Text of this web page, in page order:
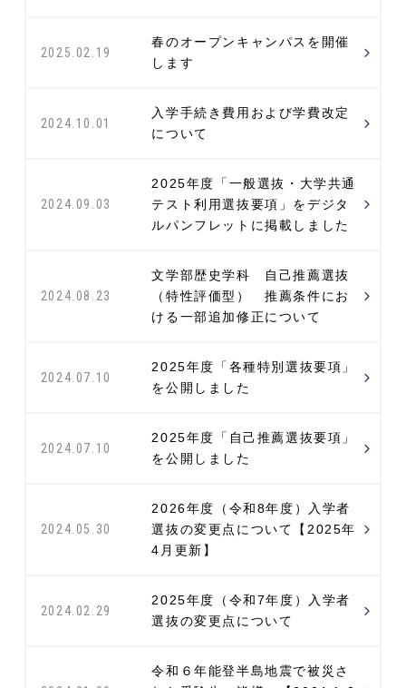
2025.02.19
春のオープンキャンパスを開催
します
2024.10.01
入学手続き費用および学費改定
について
2024.09.03
2025年度「一般選抜・大学共通
テスト利用選抜要項」をデジタ
ルパンフレットに掲載しました
2024.08.23
文学部歴史学科 自己推薦選抜
（特性評価型） 推薦条件にお
ける一部追加修正について
2024.07.10
2025年度「各種特別選抜要項」
を公開しました
2024.07.10
2025年度「自己推薦選抜要項」
を公開しました
2024.05.30
2026年度（令和8年度）入学者
選抜の変更点について【2025年
4月更新】
2024.02.29
2025年度（令和7年度）入学者
選抜の変更点について
令和６年能登半島地震で被災さ